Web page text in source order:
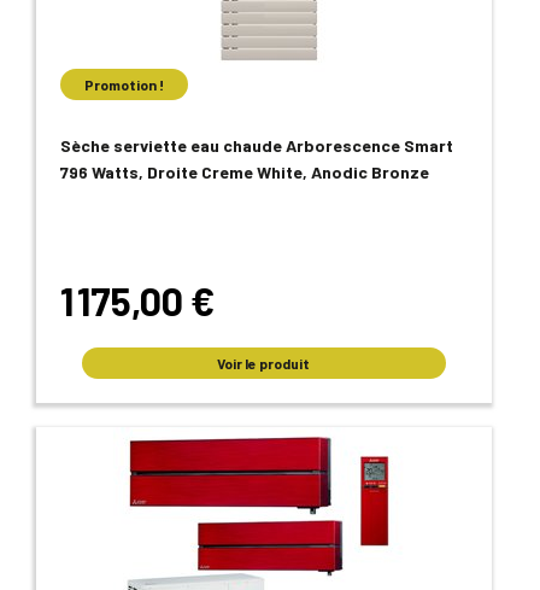
Promotion !
Sèche serviette eau chaude Arborescence Smart
796 Watts, Droite Creme White, Anodic Bronze
1 175,00 €
Voir le produit